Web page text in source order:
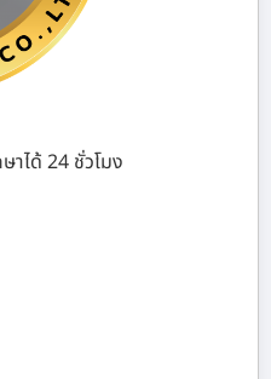
ได้ 24 ชั่วโมง